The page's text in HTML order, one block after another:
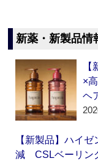
新薬・新製品情
×
ヘ
【新製品】ハイ
減 CSLベーリン